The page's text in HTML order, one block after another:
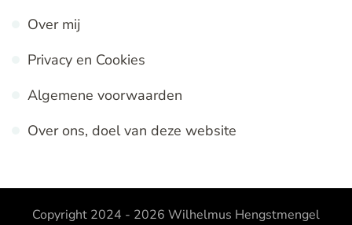
Over mij
Privacy en Cookies
Algemene voorwaarden
Over ons, doel van deze website
Copyright 2024 - 2026 Wilhelmus Hengstmengel